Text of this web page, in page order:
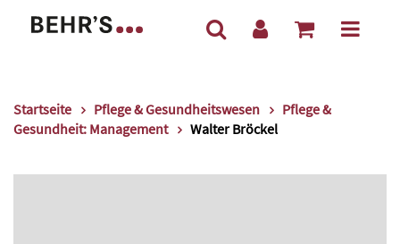
Startseite Pflege & Gesundheitswesen
Pflege &
Gesundheit: Management
Walter Bröckel